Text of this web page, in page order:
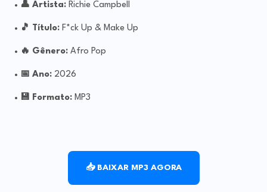
👤 Artista: Richie Campbell
🎵 Título: F*ck Up & Make Up
🔥 Gênero: Afro Pop
📅 Ano: 2026
💾 Formato: MP3
📥 BAIXAR MP3 AGORA